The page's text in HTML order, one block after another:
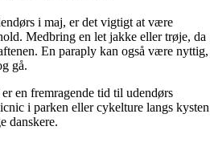
i maj, er det vigtigt at være
Medbring en let jakke eller trøje, da
En paraply kan også være nyttig,
gå.
en fremragende tid til udendørs
i parken eller cykelture langs kysten
danskere.